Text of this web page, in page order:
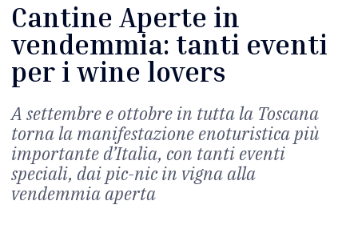
Cantine Aperte in
vendemmia: tanti eventi
per i wine lovers
A settembre e ottobre in tutta la Toscana
torna la manifestazione enoturistica più
importante d’Italia, con tanti eventi
speciali, dai pic-nic in vigna alla
vendemmia aperta